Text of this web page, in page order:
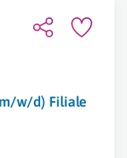
w/d) Filiale